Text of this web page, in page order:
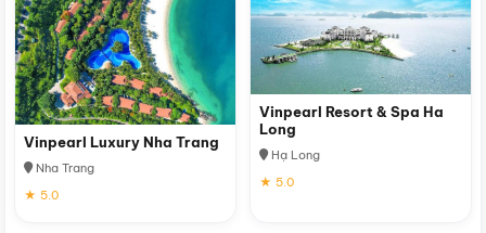
Vinpearl Luxury Nha Trang
Nha Trang
★ 5.0
Vinpearl Resort & Spa Ha
Long
Hạ Long
★ 5.0